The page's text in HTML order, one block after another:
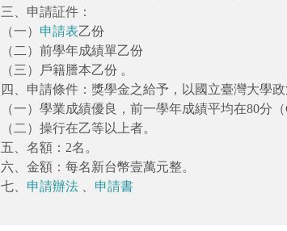
三、申請証件：
（一） 申請表乙份
（二）前學年成績單乙份
（三）戶籍謄本乙份 。
四、申請條件：獎學金之給予，以國立臺灣大學
（一）學業成績優良，前一學年成績平均在80分（
（二）操行在乙等以上者。
五、名額：2名。
六、金額：每名新台幣壹萬元整。
七、 申請辦法 申請書